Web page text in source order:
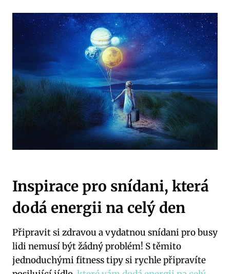
Inspirace pro snídani, která
dodá energii na celý den
Připravit si zdravou a vydatnou snídani pro busy
lidi nemusí být žádný problém! S těmito
jednoduchými fitness tipy si rychle připravíte